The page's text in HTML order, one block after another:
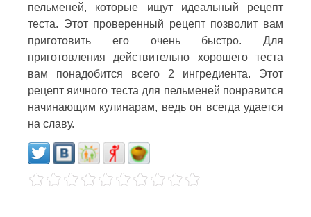
пельменей, которые ищут идеальный рецепт
теста. Этот проверенный рецепт позволит вам
приготовить его очень быстро. Для
приготовления действительно хорошего теста
вам понадобится всего 2 ингредиента. Этот
рецепт яичного теста для пельменей понравится
начинающим кулинарам, ведь он всегда удается
на славу.